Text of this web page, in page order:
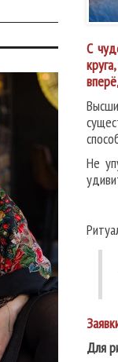
С
Не
Для